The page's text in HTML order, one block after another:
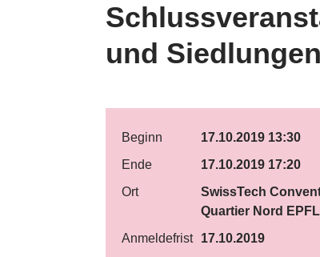
und
Beginn
17.10.2019 13:30
Ende
17.10.2019 17:20
Ort
SwissTech
Quartier Nord
Anmeldefrist
17.10.2019